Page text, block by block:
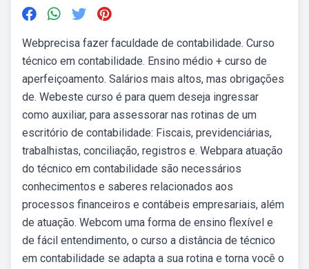
Webprecisa fazer faculdade de contabilidade. Curso
técnico em contabilidade. Ensino médio + curso de
aperfeiçoamento. Salários mais altos, mas obrigações
de. Webeste curso é para quem deseja ingressar
como auxiliar, para assessorar nas rotinas de um
escritório de contabilidade: Fiscais, previdenciárias,
trabalhistas, conciliação, registros e. Webpara atuação
do técnico em contabilidade são necessários
conhecimentos e saberes relacionados aos
processos financeiros e contábeis empresariais, além
de atuação. Webcom uma forma de ensino flexível e
de fácil entendimento, o curso a distância de técnico
em contabilidade se adapta a sua rotina e torna você o